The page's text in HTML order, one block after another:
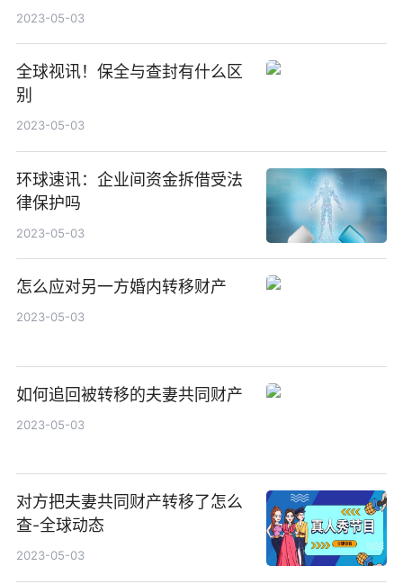
2023-05-03
全球视讯！保全与查封有什么区
别
2023-05-03
环球速讯：企业间资金拆借受法
律保护吗
2023-05-03
怎么应对另一方婚内转移财产
2023-05-03
如何追回被转移的夫妻共同财产
2023-05-03
对方把夫妻共同财产转移了怎么
查-全球动态
2023-05-03